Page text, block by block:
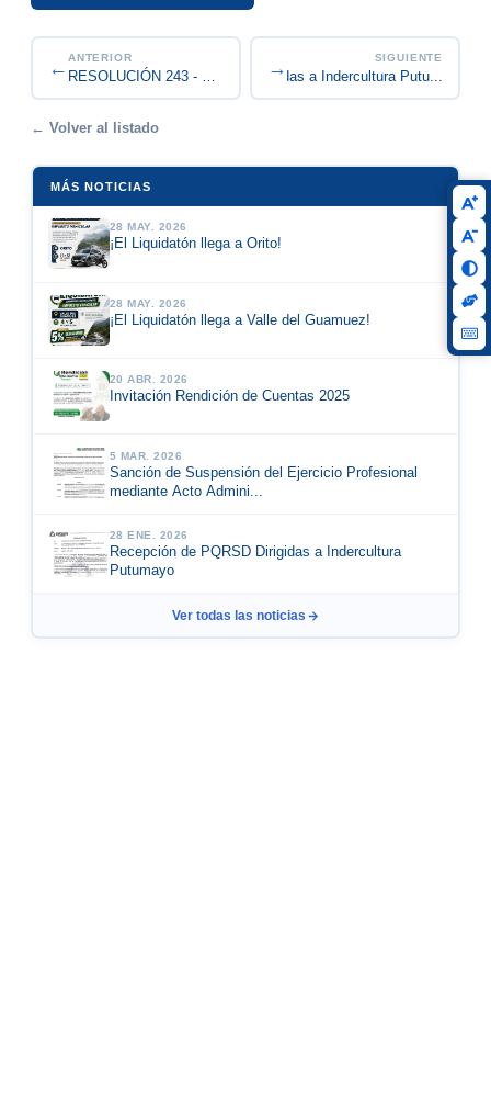
← ANTERIOR
RESOLUCIÓN 243 - CONVOCATORIA PARA LA ELECCIÓN D...
SIGUIENTE
Recepción de PQRSD Dirigidas a Indercultura Putu...
→
← Volver al listado
MÁS NOTICIAS
28 MAY. 2026
¡El Liquidatón llega a Orito!
28 MAY. 2026
¡El Liquidatón llega a Valle del Guamuez!
20 ABR. 2026
Invitación Rendición de Cuentas 2025
5 MAR. 2026
Sanción de Suspensión del Ejercicio Profesional
mediante Acto Admini...
28 ENE. 2026
Recepción de PQRSD Dirigidas a Indercultura
Putumayo
Ver todas las noticias